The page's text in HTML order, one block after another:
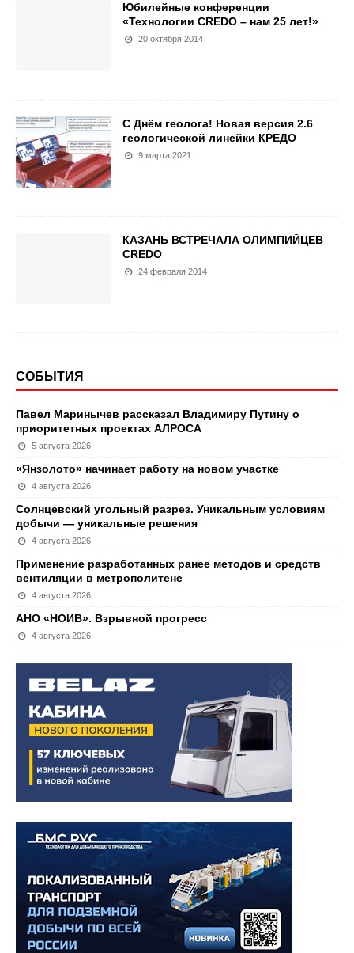
Юбилейные конференции
«Технологии CREDO – нам 25 лет!»
20 октября 2014
С Днём геолога! Новая версия 2.6
геологической линейки КРЕДО
9 марта 2021
КАЗАНЬ ВСТРЕЧАЛА ОЛИМПИЙЦЕВ
CREDO
24 февраля 2014
СОБЫТИЯ
Павел Маринычев рассказал Владимиру Путину о
приоритетных проектах АЛРОСА
5 августа 2026
«Янзолото» начинает работу на новом участке
4 августа 2026
Солнцевский угольный разрез. Уникальным условиям
добычи — уникальные решения
4 августа 2026
Применение разработанных ранее методов и средств
вентиляции в метрополитене
4 августа 2026
АНО «НОИВ». Взрывной прогресс
4 августа 2026